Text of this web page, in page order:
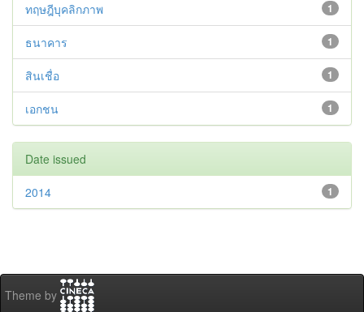
1
ทฤษฎีบุคลิกภาพ
1
ธนาคาร
1
สินเชื่อ
1
เอกชน
Date issued
1
2014
Theme by